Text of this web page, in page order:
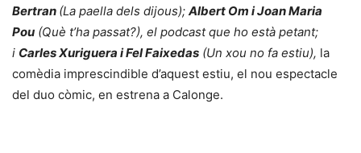
Bertran (La paella dels dijous); Albert Om i Joan Maria
Pou (Què t’ha passat?), el podcast que ho està petant;
i Carles Xuriguera i Fel Faixedas (Un xou no fa estiu), la
comèdia imprescindible d’aquest estiu, el nou espectacle
del duo còmic, en estrena a Calonge.